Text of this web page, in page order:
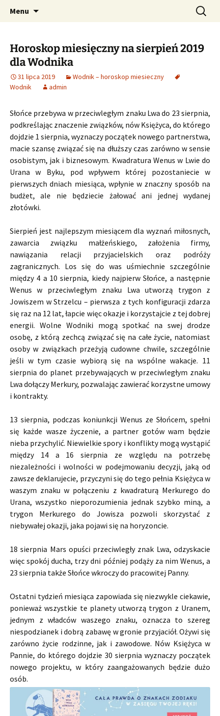
CzaroMarowy horoskop
dzienny, miesięczny i
tygodniowy
Profesjonalne przepowiednie astrologiczne
Menu Szukaj:
Horoskop miesięczny na sierpień 2019
dla Wodnika
31 lipca 2019
Wodnik – horoskop miesieczny
Wodnik
admin
Słońce przebywa w przeciwległym znaku Lwa do 23 sierpnia,
podkreślając znaczenie związków, nów Księżyca, do którego
dojdzie 1 sierpnia, wyznaczy początek nowego partnerstwa,
macie szansę związać się na dłuższy czas zarówno w sensie
osobistym, jak i biznesowym. Kwadratura Wenus w Lwie do
Urana w Byku, pod wpływem której pozostaniecie w
pierwszych dniach miesiąca, wpłynie w znaczny sposób na
budżet, ale nie będziecie żałować ani jednej wydanej
złotówki.
Sierpień jest najlepszym miesiącem dla wyznań miłosnych,
zawarcia związku małżeńskiego, założenia firmy,
nawiązania relacji przyjacielskich oraz podróży
zagranicznych. Los się do was uśmiechnie szczególnie
między 4 a 10 sierpnia, kiedy najpierw Słońce, a następnie
Wenus w przeciwległym znaku Lwa utworzą trygon z
Jowiszem w Strzelcu – pierwsza z tych konfiguracji zdarza
się raz na 12 lat, łapcie więc okazje i korzystajcie z tej dobrej
energii. Wolne Wodniki mogą spotkać na swej drodze
osobę, z którą zechcą związać się na całe życie, natomiast
osoby w związkach przeżyją cudowne chwile, szczególnie
jeśli w tym czasie wybiorą się na wspólne wakacje. 11
sierpnia do planet przebywających w przeciwległym znaku
Lwa dołączy Merkury, pozwalając zawierać korzystne umowy
i kontrakty.
13 sierpnia, podczas koniunkcji Wenus ze Słońcem, spełni
się każde wasze życzenie, a partner gotów wam będzie
nieba przychylić. Niewielkie spory i konflikty mogą wystąpić
między 14 a 16 sierpnia ze względu na potrzebę
niezależności i wolności w podejmowaniu decyzji, jaką od
zawsze deklarujecie, przyczyni się do tego pełnia Księżyca w
waszym znaku w połączeniu z kwadraturą Merkurego do
Urana, wszystko nieporozumienia jednak szybko miną, a
trygon Merkurego do Jowisza pozwoli skorzystać z
niebywałej okazji, jaka pojawi się na horyzoncie.
18 sierpnia Mars opuści przeciwległy znak Lwa, odzyskacie
więc spokój ducha, trzy dni później podąży za nim Wenus, a
23 sierpnia także Słońce wkroczy do pracowitej Panny.
Ostatni tydzień miesiąca zapowiada się niezwykle ciekawie,
ponieważ wszystkie te planety utworzą trygon z Uranem,
jednym z władców waszego znaku, oznacza to szereg
niespodzianek i dobrą zabawę w gronie przyjaciół. Ożywi się
zarówno życie rodzinne, jak i zawodowe. Nów Księżyca w
Pannie, do którego dojdzie 30 sierpnia wyznaczy początek
nowego projektu, w który zaangażowanych będzie dużo
osób.